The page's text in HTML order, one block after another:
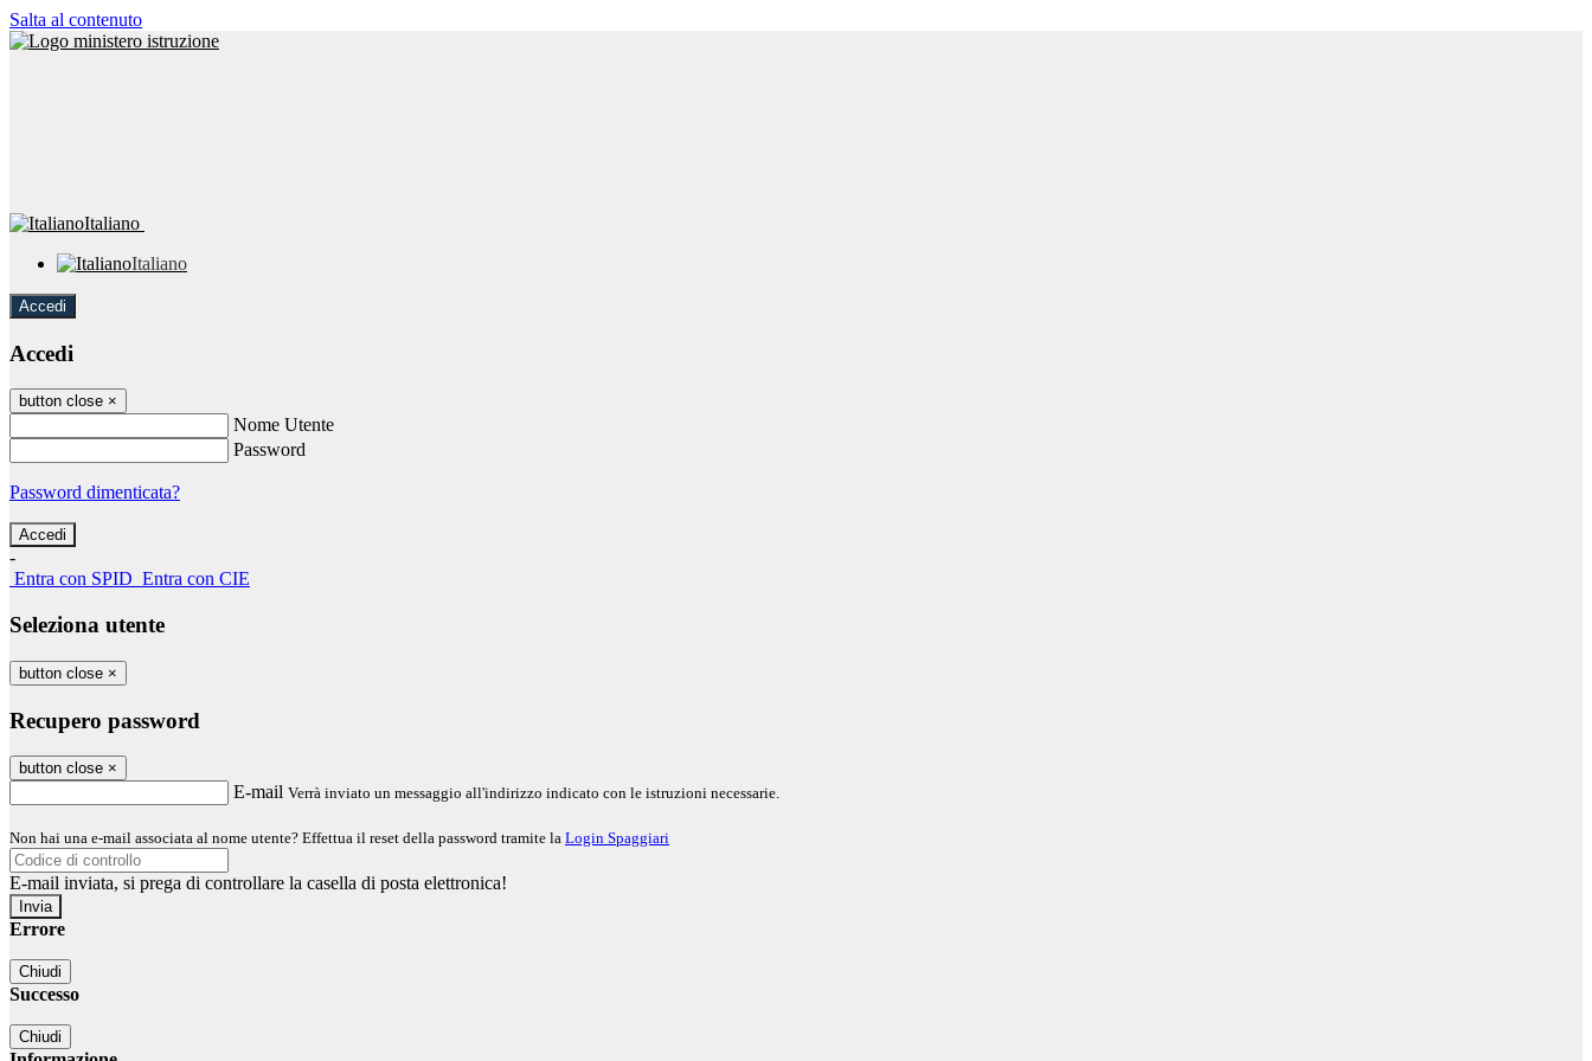
Salta al contenuto
Italiano
Italiano
Accedi
Accedi
button close ×
Nome Utente
Password
Password dimenticata?
-
Entra con SPID Entra con CIE
Seleziona utente
button close ×
Recupero password
button close ×
E-mail Verrà inviato un messaggio all'indirizzo indicato con le istruzioni necessarie.
Non hai una e-mail associata al nome utente? Effettua il reset della password tramite la Login Spaggiari
E-mail inviata, si prega di controllare la casella di posta elettronica!
Errore
Chiudi
Successo
Chiudi